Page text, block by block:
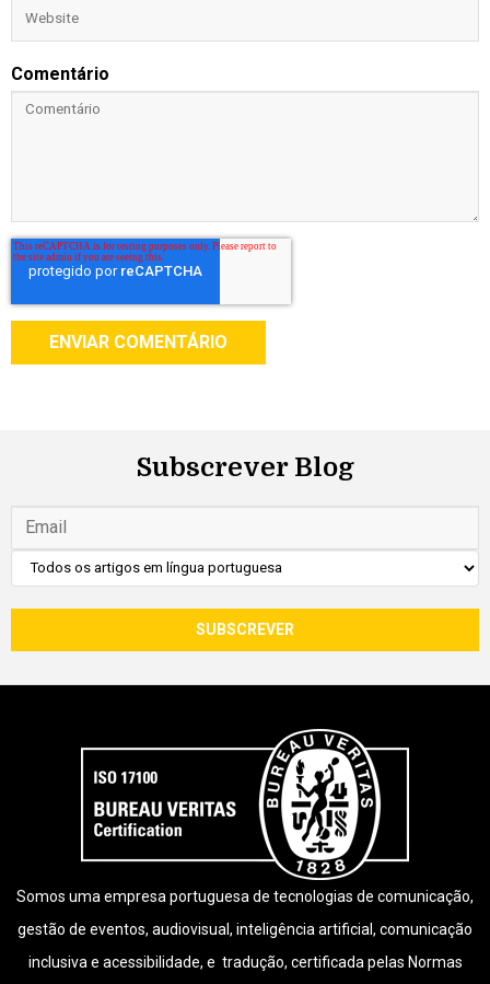
Comentário
Subscrever Blog
Somos uma empresa portuguesa de tecnologias de comunicação,
gestão de eventos, audiovisual, inteligência artificial, comunicação
inclusiva e acessibilidade, e tradução, certificada pelas Normas